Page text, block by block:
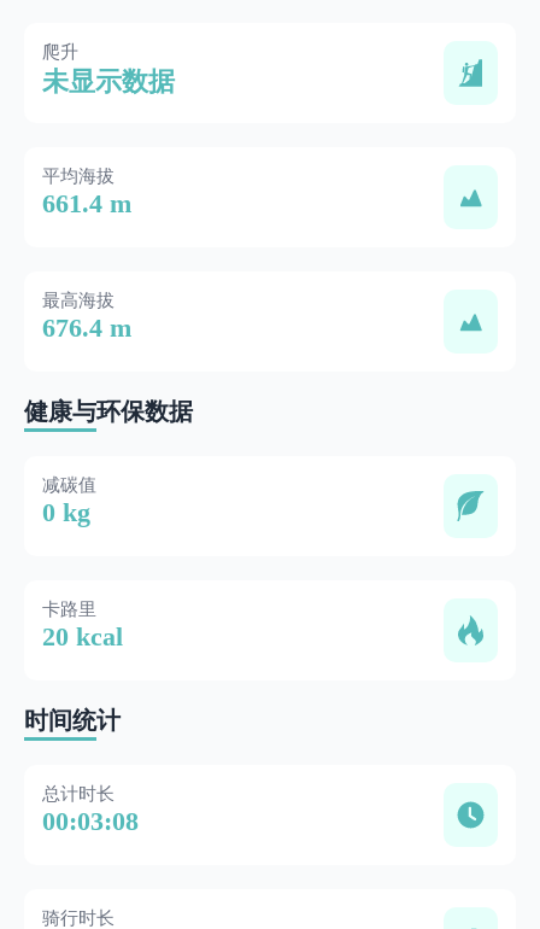
爬升
未显示数据
平均海拔
661.4 m
最高海拔
676.4 m
健康与环保数据
减碳值
0 kg
卡路里
20 kcal
时间统计
总计时长
00:03:08
骑行时长